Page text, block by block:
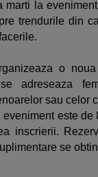
marti la
trendurile din
o
se adreseaza
sau celor
este
inscrierii.
se